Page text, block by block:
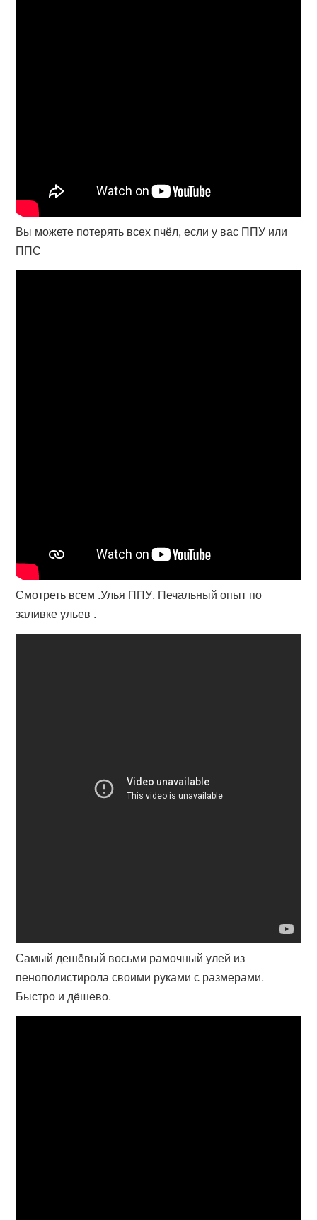
Вы можете потерять всех пчёл, если у вас ППУ или
ППС
Смотреть всем .Улья ППУ. Печальный опыт по
заливке ульев .
Самый дешëвый восьми рамочный улей из
пенополистирола своими руками с размерами.
Быстро и дëшево.